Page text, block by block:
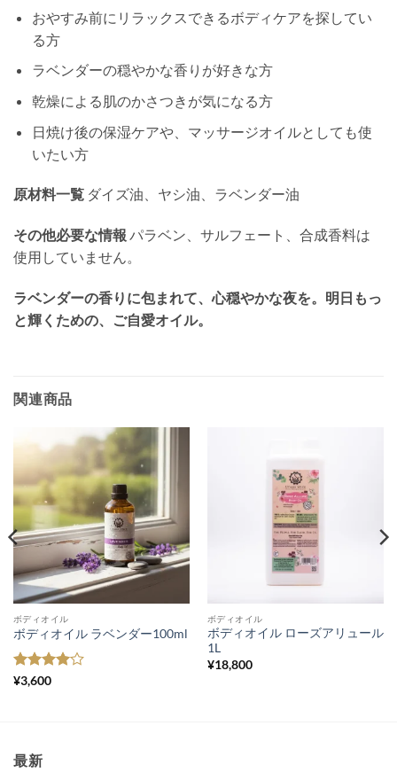
おやすみ前にリラックスできるボディケアを探してい
る方
ラベンダーの穏やかな香りが好きな方
乾燥による肌のかさつきが気になる方
日焼け後の保湿ケアや、マッサージオイルとしても使
いたい方
原材料一覧 ダイズ油、ヤシ油、ラベンダー油
その他必要な情報 パラベン、サルフェート、合成香料は
使用していません。
ラベンダーの香りに包まれて、心穏やかな夜を。明日もっ
と輝くための、ご自愛オイル。
関連商品
ボディオイル
ボディオイル ラベンダー100ml
5段階中
¥3,600
ボディオイル
ボディオイル ローズアリュール
1L
¥18,800
最新